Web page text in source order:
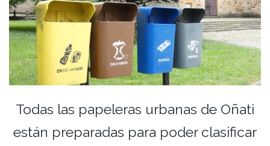
Todas las papeleras urbanas de Oñati
están preparadas para poder clasificar